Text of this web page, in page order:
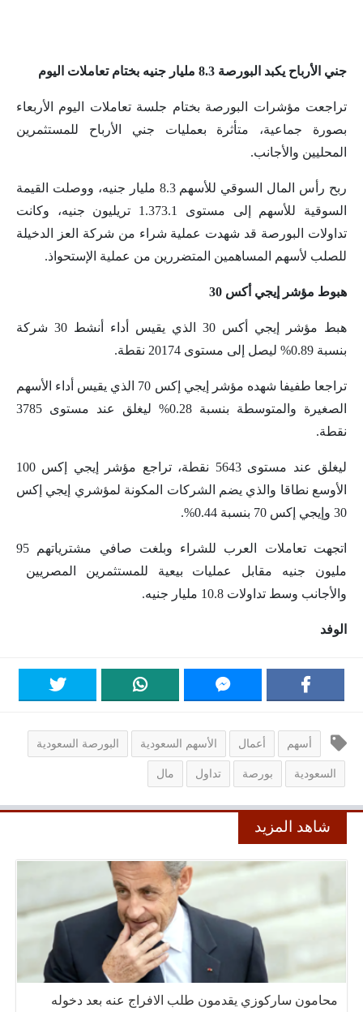
جني الأرباح يكبد البورصة 8.3 مليار جنيه بختام تعاملات اليوم
تراجعت مؤشرات البورصة بختام جلسة تعاملات اليوم الأربعاء
بصورة جماعية، متأثرة بعمليات جني الأرباح للمستثمرين
المحليين والأجانب.
ربح رأس المال السوقي للأسهم 8.3 مليار جنيه، ووصلت القيمة
السوقية للأسهم إلى مستوى 1.373.1 تريليون جنيه، وكانت
تداولات البورصة قد شهدت عملية شراء من شركة العز الدخيلة
للصلب لأسهم المساهمين المتضررين من عملية الإستحواذ.
هبوط مؤشر إيجي أكس 30
هبط مؤشر إيجي أكس 30 الذي يقيس أداء أنشط 30 شركة
بنسبة 0.89% ليصل إلى مستوى 20174 نقطة.
تراجعا طفيفا شهده مؤشر إيجي إكس 70 الذي يقيس أداء الأسهم
الصغيرة والمتوسطة بنسبة 0.28% ليغلق عند مستوى 3785
نقطة.
ليغلق عند مستوى 5643 نقطة، تراجع مؤشر إيجي إكس 100
الأوسع نطاقا والذي يضم الشركات المكونة لمؤشري إيجي إكس
30 وإيجي إكس 70 بنسبة 0.44%.
اتجهت تعاملات العرب للشراء وبلغت صافي مشترياتهم 95
مليون جنيه مقابل عمليات بيعية للمستثمرين المصريين
والأجانب وسط تداولات 10.8 مليار جنيه.
الوفد
أسهم أعمال الأسهم السعودية البورصة السعودية
السعودية بورصة تداول مال
شاهد المزيد
محامون ساركوزي يقدمون طلب الافراج عنه بعد دخوله